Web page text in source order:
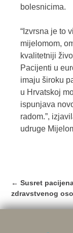
bolesnicima.
“Izvrsna je to
mijelomom,
kvalitetniji
Pacijenti u
imaju široku
u Hrvatskoj
ispunjava
radom.”,
udruge
Post
navigation
← Susret
zdravstvenog